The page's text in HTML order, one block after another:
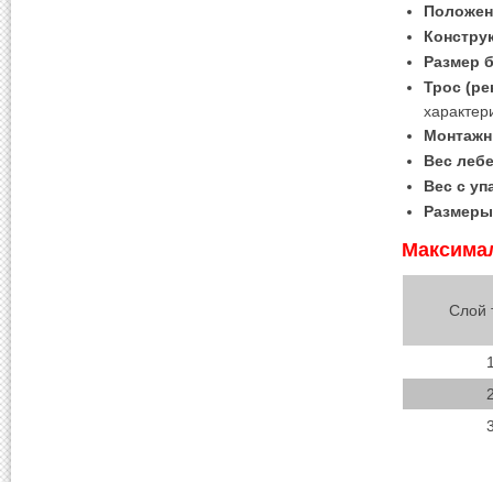
Размер
Трос
Вес
Вес с
Слой